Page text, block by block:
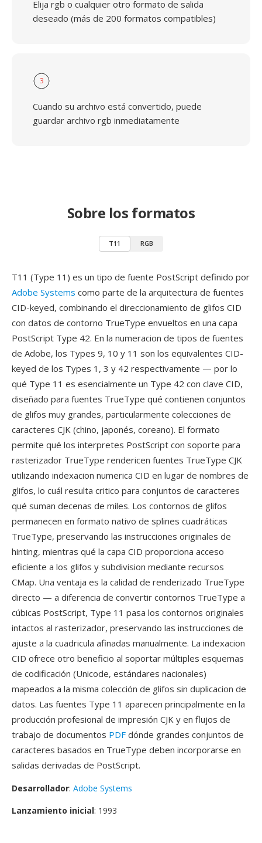
Elija rgb o cualquier otro formato de salida
deseado (más de 200 formatos compatibles)
3
Cuando su archivo está convertido, puede
guardar archivo rgb inmediatamente
Sobre los formatos
T11 RGB
T11 (Type 11) es un tipo de fuente PostScript definido por
Adobe Systems como parte de la arquitectura de fuentes
CID-keyed, combinando el direccionamiento de glifos CID
con datos de contorno TrueType envueltos en una capa
PostScript Type 42. En la numeracion de tipos de fuentes
de Adobe, los Types 9, 10 y 11 son los equivalentes CID-
keyed de los Types 1, 3 y 42 respectivamente — por lo
qué Type 11 es esencialmente un Type 42 con clave CID,
diseñado para fuentes TrueType qué contienen conjuntos
de glifos muy grandes, particularmente colecciones de
caracteres CJK (chino, japonés, coreano). El formato
permite qué los interpretes PostScript con soporte para
rasterizador TrueType rendericen fuentes TrueType CJK
utilizando indexacion numerica CID en lugar de nombres de
glifos, lo cuál resulta critico para conjuntos de caracteres
qué suman decenas de miles. Los contornos de glifos
permanecen en formato nativo de splines cuadráticas
TrueType, preservando las instrucciones originales de
hinting, mientras qué la capa CID proporciona acceso
eficiente a los glifos y subdivision mediante recursos
CMap. Una ventaja es la calidad de renderizado TrueType
directo — a diferencia de convertir contornos TrueType a
cúbicas PostScript, Type 11 pasa los contornos originales
intactos al rasterizador, preservando las instrucciones de
ajuste a la cuadricula afinadas manualmente. La indexacion
CID ofrece otro beneficio al soportar múltiples esquemas
de codificación (Unicode, estándares nacionales)
mapeados a la misma colección de glifos sin duplicacion de
datos. Las fuentes Type 11 aparecen principalmente en la
producción profesional de impresión CJK y en flujos de
trabajo de documentos PDF dónde grandes conjuntos de
caracteres basados en TrueType deben incorporarse en
salidas derivadas de PostScript.
Desarrollador: Adobe Systems
Lanzamiento inicial: 1993